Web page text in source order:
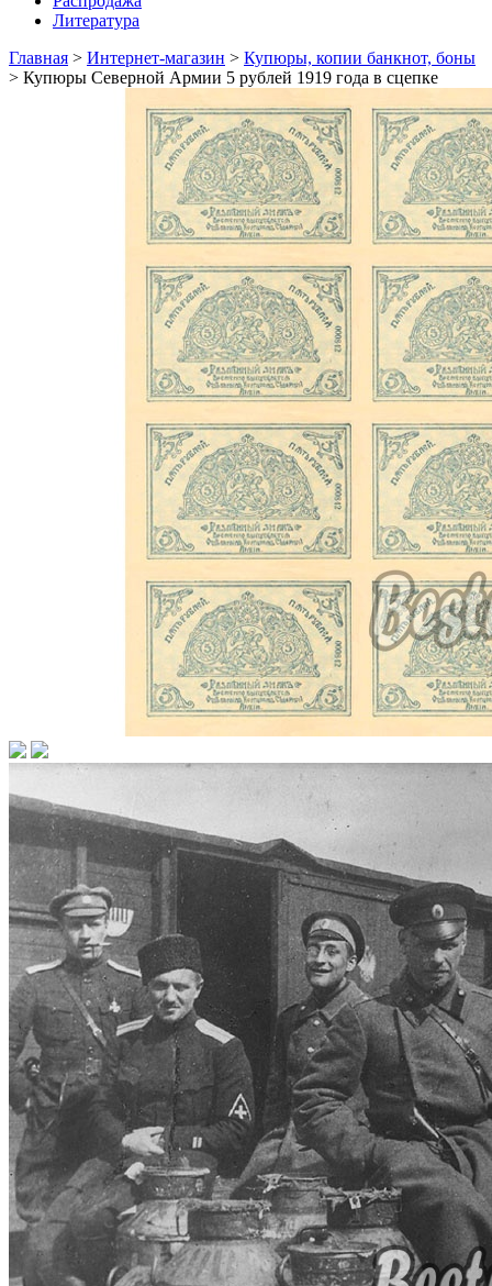
Литература
Главная > Интернет-магазин > Купюры, копии банкнот, боны
> Купюры Северной Армии 5 рублей 1919 года в сцепке